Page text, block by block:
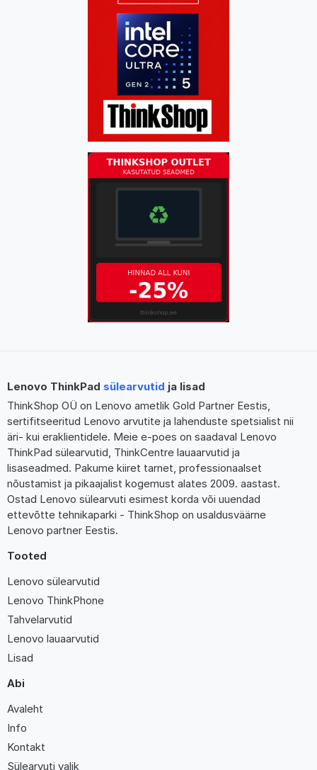
Lenovo ThinkPad sülearvutid ja lisad
ThinkShop OÜ on Lenovo ametlik Gold Partner Eestis,
sertifitseeritud Lenovo arvutite ja lahenduste spetsialist nii
äri- kui eraklientidele. Meie e-poes on saadaval Lenovo
ThinkPad sülearvutid, ThinkCentre lauaarvutid ja
lisaseadmed. Pakume kiiret tarnet, professionaalset
nõustamist ja pikaajalist kogemust alates 2009. aastast.
Ostad Lenovo sülearvuti esimest korda või uuendad
ettevõtte tehnikaparki - ThinkShop on usaldusväärne
Lenovo partner Eestis.
Tooted
Lenovo sülearvutid
Lenovo ThinkPhone
Tahvelarvutid
Lenovo lauaarvutid
Lisad
Abi
Avaleht
Info
Kontakt
Sülearvuti valik